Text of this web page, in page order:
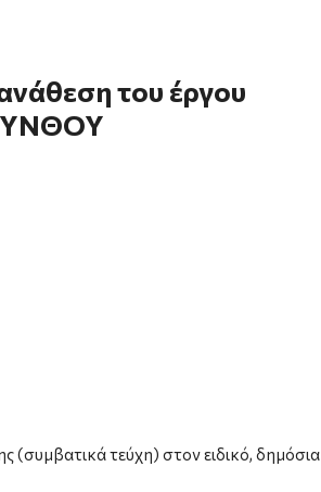
του έργου
τεύχη) στον ειδικό, δημόσια